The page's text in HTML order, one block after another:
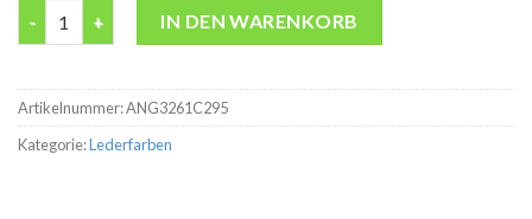
IN DEN WARENKORB
Artikelnummer:ANG3261C295
Kategorie:Lederfarben